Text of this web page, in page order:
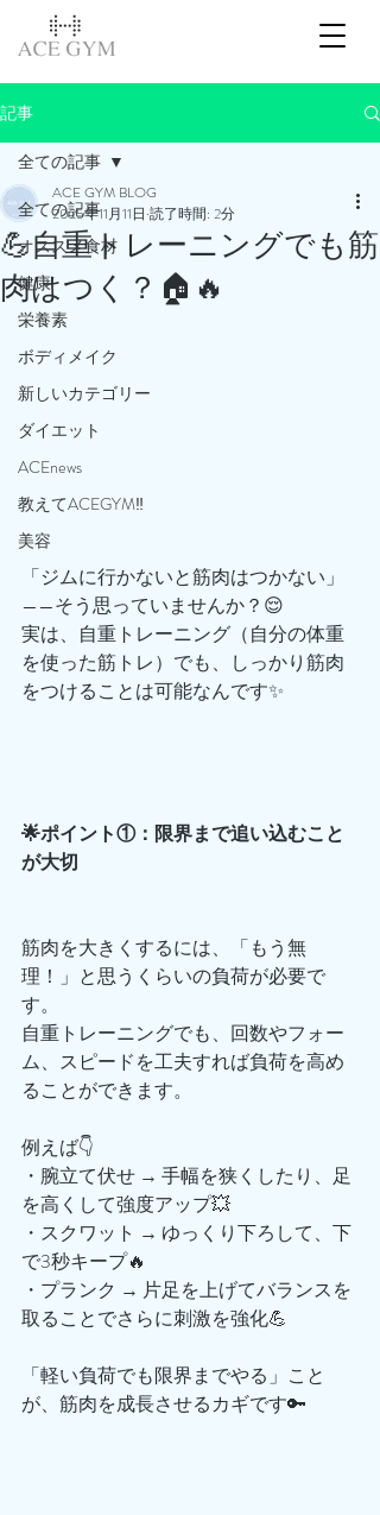
記事
全ての記事
オススメ食材
健康
栄養素
ボディメイク
新しいカテゴリー
ダイエット
ACEnews
教えてACEGYM‼️
美容
全ての記事
💪自重トレーニングでも筋
肉はつく？🏠🔥
ACE GYM BLOG
2025年11月11日 読了時間: 2分
「ジムに行かないと筋肉はつかない」
——そう思っていませんか？😌
実は、自重トレーニング（自分の体重
を使った筋トレ）でも、しっかり筋肉
をつけることは可能なんです✨
🌟ポイント①：限界まで追い込むこと
が大切
筋肉を大きくするには、「もう無
理！」と思うくらいの負荷が必要で
す。
自重トレーニングでも、回数やフォー
ム、スピードを工夫すれば負荷を高め
ることができます。
例えば👇
・腕立て伏せ → 手幅を狭くしたり、足
を高くして強度アップ💥
・スクワット → ゆっくり下ろして、下
で3秒キープ🔥
・プランク → 片足を上げてバランスを
取ることでさらに刺激を強化💪
「軽い負荷でも限界までやる」こと
が、筋肉を成長させるカギです🔑